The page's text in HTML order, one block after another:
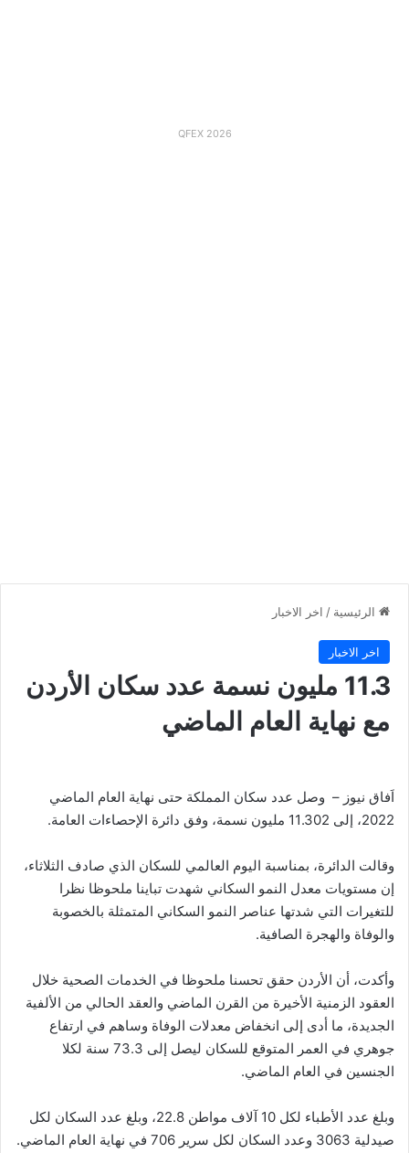
QFEX 2026
الرئيسية / اخر الاخبار
اخر الاخبار
11.3 مليون نسمة عدد سكان الأردن
مع نهاية العام الماضي
اَفاق نيوز – وصل عدد سكان المملكة حتى نهاية العام الماضي
2022، إلى 11.302 مليون نسمة، وفق دائرة الإحصاءات العامة.
وقالت الدائرة، بمناسبة اليوم العالمي للسكان الذي صادف الثلاثاء،
إن مستويات معدل النمو السكاني شهدت تباينا ملحوظا نظرا
للتغيرات التي شدتها عناصر النمو السكاني المتمثلة بالخصوبة
والوفاة والهجرة الصافية.
وأكدت، أن الأردن حقق تحسنا ملحوظا في الخدمات الصحية خلال
العقود الزمنية الأخيرة من القرن الماضي والعقد الحالي من الألفية
الجديدة، ما أدى إلى انخفاض معدلات الوفاة وساهم في ارتفاع
جوهري في العمر المتوقع للسكان ليصل إلى 73.3 سنة لكلا
الجنسين في العام الماضي.
وبلغ عدد الأطباء لكل 10 آلاف مواطن 22.8، وبلغ عدد السكان لكل
صيدلية 3063 وعدد السكان لكل سرير 706 في نهاية العام الماضي.